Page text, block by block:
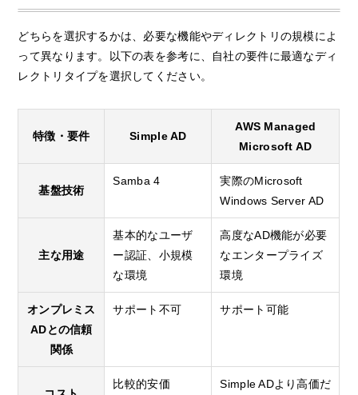
どちらを選択するかは、必要な機能やディレクトリの規模によ
って異なります。以下の表を参考に、自社の要件に最適なディ
レクトリタイプを選択してください。
特徴・要件 Simple AD
AWS Managed
Microsoft AD
基盤技術
Samba 4
実際のMicrosoft
Windows Server AD
主な用途
基本的なユーザ
ー認証、小規模
な環境
高度なAD機能が必要
なエンタープライズ
環境
オンプレミス
ADとの信頼
関係
サポート不可 サポート可能
比較的安価 Simple ADより高価だ